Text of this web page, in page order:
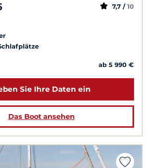
7,7 / 10
ab 5 990 €
Sie Ihre Daten ein
Das Boot ansehen